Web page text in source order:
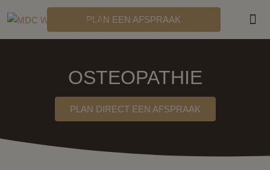
PLAN EEN AFSPRAAK
OSTEOPATHIE
PLAN DIRECT EEN AFSPRAAK